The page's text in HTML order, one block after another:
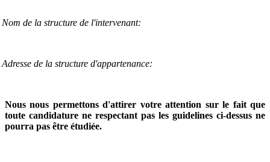
Nom de la structure de l'intervenant:
Adresse de la structure d'appartenance:
Nous nous permettons d'attirer votre attention sur le fait que
toute candidature ne respectant pas les guidelines ci-dessus ne
pourra pas être étudiée.